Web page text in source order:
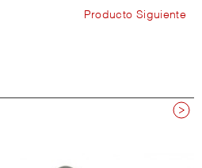
Producto Siguiente